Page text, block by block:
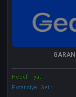
GARAN
Hedef Fiyat
Potansiyel Getiri